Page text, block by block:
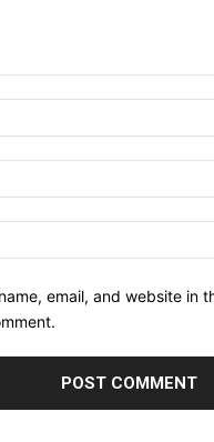
email, and website in